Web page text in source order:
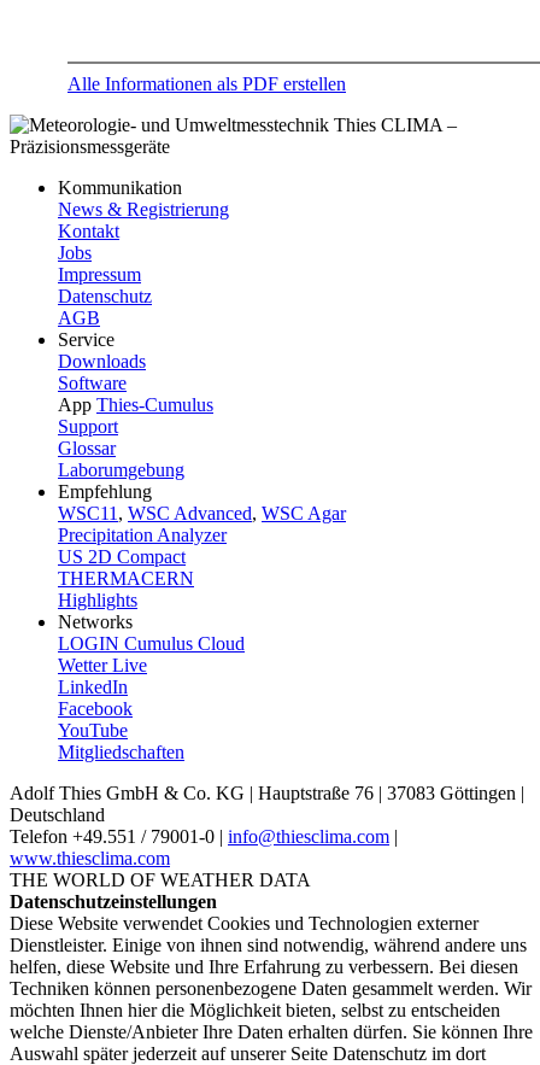
Alle Informationen als PDF erstellen
Kommunikation
News & Registrierung
Kontakt
Jobs
Impressum
Datenschutz
AGB
Service
Downloads
Software
App Thies-Cumulus
Support
Glossar
Laborumgebung
Empfehlung
WSC11, WSC Advanced, WSC Agar
Precipitation Analyzer
US 2D Compact
THERMACERN
Highlights
Networks
LOGIN Cumulus Cloud
Wetter Live
LinkedIn
Facebook
YouTube
Mitgliedschaften
Adolf Thies GmbH & Co. KG | Hauptstraße 76 | 37083 Göttingen |
Deutschland
Telefon +49.551 /­ 79001-0 | info@thiesclima.com |
www.thiesclima.com
THE WORLD OF WEATHER DATA
Datenschutzeinstellungen
Diese Website verwendet Cookies und Technologien externer
Dienstleister. Einige von ihnen sind notwendig, während andere uns
helfen, diese Website und Ihre Erfahrung zu verbessern. Bei diesen
Techniken können personenbezogene Daten gesammelt werden. Wir
möchten Ihnen hier die Möglichkeit bieten, selbst zu entscheiden
welche Dienste/­Anbieter Ihre Daten erhalten dürfen. Sie können Ihre
Auswahl später jederzeit auf unserer Seite Datenschutz im dort